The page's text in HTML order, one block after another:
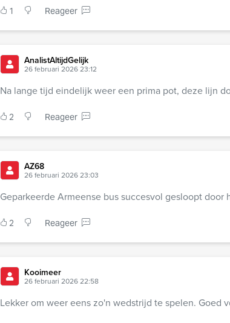
1 Reageer
AnalistAltijdGelijk
26 februari 2026 23:12
Na lange tijd eindelijk weer een prima pot, deze lijn
2 Reageer
AZ68
26 februari 2026 23:03
Geparkeerde Armeense bus succesvol gesloopt door
2 Reageer
Kooimeer
26 februari 2026 22:58
Lekker om weer eens zo'n wedstrijd te spelen. Goed